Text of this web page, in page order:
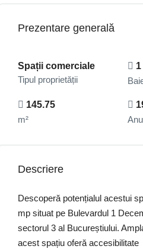
Prezentare generală
Spații comerciale
Tipul proprietății
1
145.75
m²
Descriere
Descoperă potențialul acestui
mp situat pe Bulevardul 1
sectorul 3 al Bucureștiului.
acest spațiu oferă